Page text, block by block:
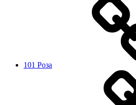
101 Роза